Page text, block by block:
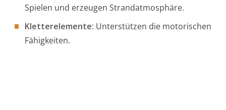
Spielen und erzeugen Strandatmosphäre.
Kletterelemente: Unterstützen die motorischen
Fähigkeiten.